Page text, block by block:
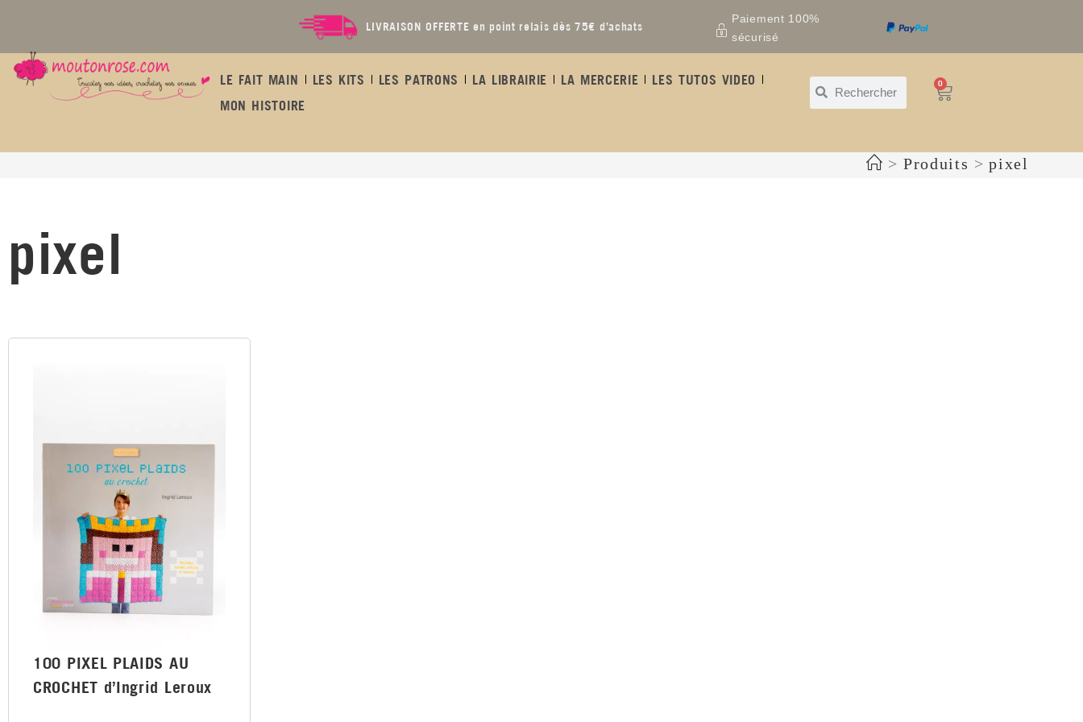
LIVRAISON OFFERTE en point relais dès 75€ d’achats
Paiement 100%
sécurisé
LE FAIT MAIN LES KITS LES PATRONS LA LIBRAIRIE LA MERCERIE
LES TUTOS VIDEO
MON HISTOIRE
0
> Produits > pixel
pixel
100 PIXEL PLAIDS AU
CROCHET d’Ingrid Leroux